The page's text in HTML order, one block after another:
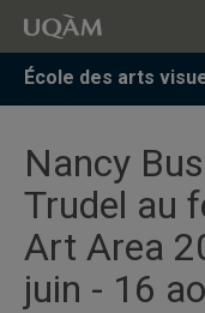
Accéder
recherche
Accéder
menu
pricipal
Accéder
zone
École des arts
Nancy
Trudel au
Art Area
juin - 16